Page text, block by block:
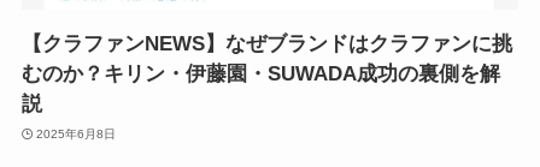
【クラファンNEWS】なぜブランドはクラファンに挑
むのか？キリン・伊藤園・SUWADA成功の裏側を解
説
2025年6月8日